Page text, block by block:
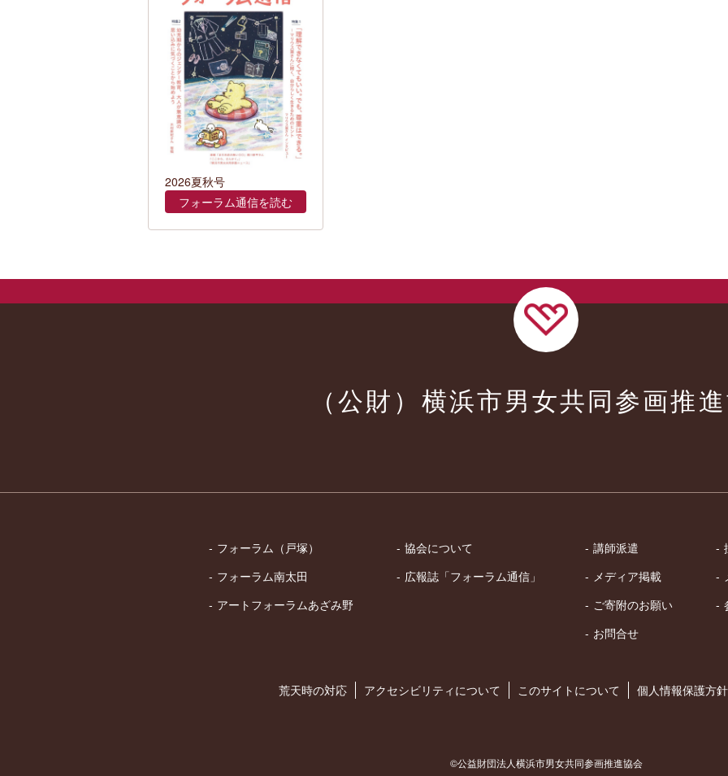
2026夏秋号
フォーラム通信を読む
（公財）横浜市男女共同参画推
フォーラム（戸塚）
フォーラム南太田
アートフォーラムあざみ野
協会について
広報誌「フォーラム通信」
講師派遣
メディア掲載
ご寄附のお願い
お問合せ
荒天時の対応 アクセシビリティについて このサイトについて 個人情報保護方針
©公益財団法人横浜市男女共同参画推進協会